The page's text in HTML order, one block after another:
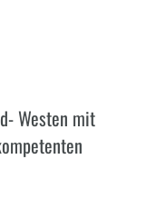
Westen mit